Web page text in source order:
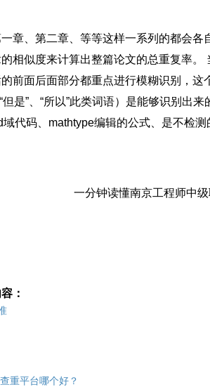
章、第二章、等等这样一系列的都会
相似度来计算出整篇论文的总重复率
前面后面部分都重点进行模糊识别，
“但是”、“所以”此类词语）是能够识别
代码、mathtype编辑的公式、是不检
：
重平台哪个好？